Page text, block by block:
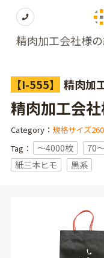
精肉加工会社様
【I-555】 精肉加
精肉加工会
Category： 規格サイズ260
Tag：
〜4000枚 70
紙三本ヒモ
黒系